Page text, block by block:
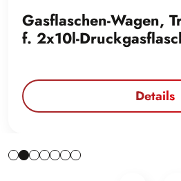
Gasflaschen-Wagen,
f. 2x10l-
Details